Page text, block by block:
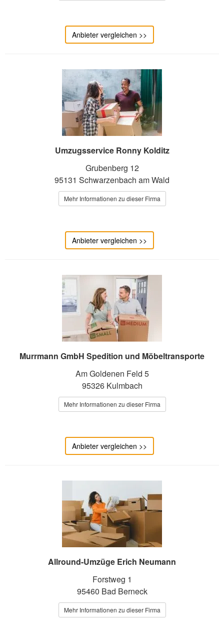
Anbieter vergleichen >>
Umzugsservice Ronny Kolditz
Grubenberg 12
95131 Schwarzenbach am Wald
Mehr Informationen zu dieser Firma
Anbieter vergleichen >>
Murrmann GmbH Spedition und Möbeltransporte
Am Goldenen Feld 5
95326 Kulmbach
Mehr Informationen zu dieser Firma
Anbieter vergleichen >>
Allround-Umzüge Erich Neumann
Forstweg 1
95460 Bad Berneck
Mehr Informationen zu dieser Firma